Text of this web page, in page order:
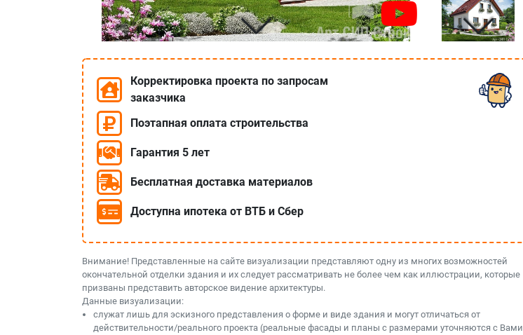
Корректировка проекта по запросам
заказчика
Поэтапная оплата строительства
Гарантия 5 лет
Бесплатная доставка материалов
Доступна ипотека от ВТБ и Сбер
Внимание! Представленные на сайте визуализации представляют одну из многих возможностей
окончательной отделки здания и их следует рассматривать не более чем как иллюстрации, которые
призваны представить авторское видение архитектуры.
Данные визуализации:
служат лишь для эскизного представления о форме и виде здания и могут отличаться от
действительности/реального проекта (реальные фасады и планы с размерами уточняются с Вами